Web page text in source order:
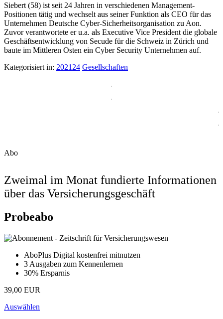
Siebert (58) ist seit 24 Jahren in verschiedenen Management-
Positionen tätig und wechselt aus seiner Funktion als CEO für das
Unternehmen Deutsche Cyber-Sicherheitsorganisation zu Aon.
Zuvor verantwortete er u.a. als Executive Vice President die globale
Geschäftsentwicklung von Secude für die Schweiz in Zürich und
baute im Mittleren Osten ein Cyber Security Unternehmen auf.
Kategorisiert in: 202124 Gesellschaften
Abo
Zweimal im Monat fundierte Informationen
über das Versicherungsgeschäft
Probeabo
AboPlus Digital kostenfrei mitnutzen
3 Ausgaben zum Kennenlernen
30% Ersparnis
39,00 EUR
Auswählen